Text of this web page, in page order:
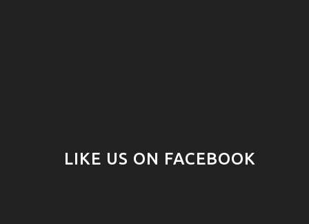
LIKE US ON FACEBOOK